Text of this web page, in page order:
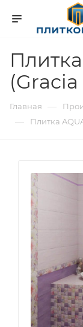
Главная —
— Плитка